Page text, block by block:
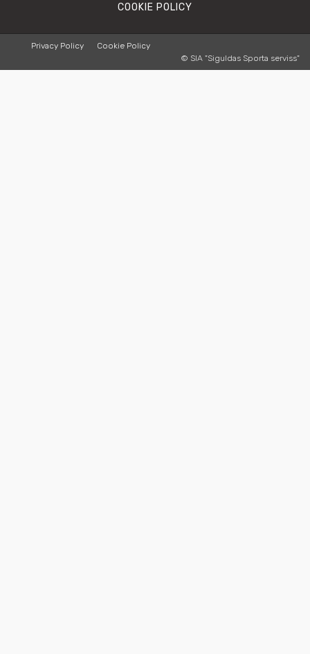
COOKIE POLICY
Privacy Policy
Cookie Policy
© SIA "Siguldas Sporta serviss"